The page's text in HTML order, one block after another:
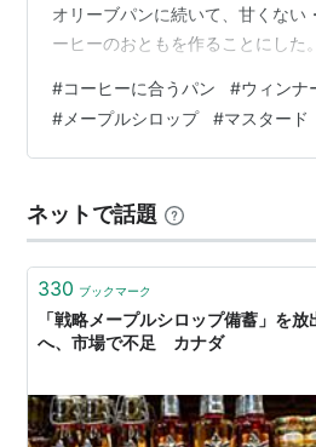
口を差し込み、バケツで樹液を
バケツに樹液が溜まってくると
ビンや缶のパッケージにある絵
現在はポリエチレン・チューブ
で採取するシステムを導入して
る。
運ばれた樹液はシュガーシャッ
煮詰められる。
オリーブパンに続いて、甘くない
ーヒーのおともを作ることにした。
なパンがいいだろうと、思いつい
とウィンナーパン。冷蔵庫にベー
ーがあったからウィンナーパンに
うところまでは想像がつく。ブラ
れてたっけ。 ソーセージとの相
#コーヒーに合うパン #ウィンナ
# メープルシロップ #マスタード
ネットで話題
330 ブックマーク
「戦略メープルシロップ備蓄」を放
へ、市場で不足 カナダ